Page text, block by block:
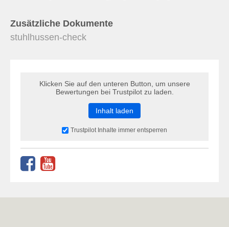
Zusätzliche Dokumente
stuhlhussen-check
Klicken Sie auf den unteren Button, um unsere
Bewertungen bei Trustpilot zu laden.
Inhalt laden
Trustpilot Inhalte immer entsperren